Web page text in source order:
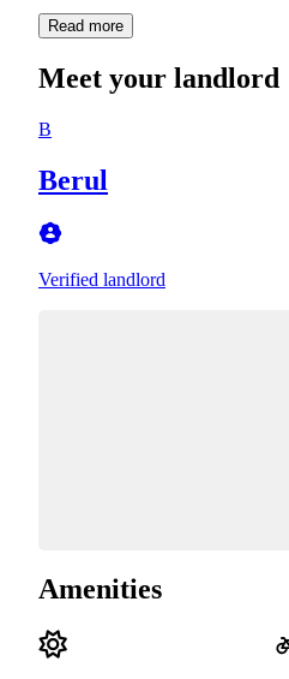
Read more
Meet your landlord
B
Berul
Verified landlord
Amenities